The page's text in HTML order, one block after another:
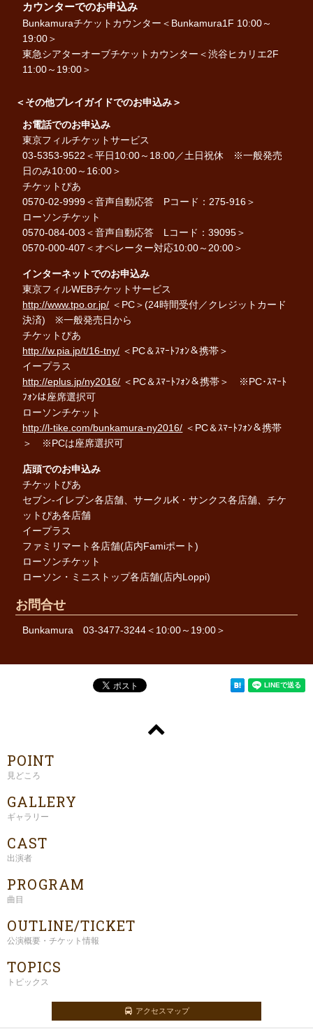
カウンターでのお申込み
Bunkamuraチケットカウンター＜Bunkamura1F 10:00～
19:00＞
東急シアターオーブチケットカウンター＜渋谷ヒカリエ2F
11:00～19:00＞
＜その他プレイガイドでのお申込み＞
お電話でのお申込み
東京フィルチケットサービス
03-5353-9522＜平日10:00～18:00／土日祝休 ※一般発売
日のみ10:00～16:00＞
チケットぴあ
0570-02-9999＜音声自動応答 Pコード：275-916＞
ローソンチケット
0570-084-003＜音声自動応答 Lコード：39095＞
0570-000-407＜オペレーター対応10:00～20:00＞
インターネットでのお申込み
東京フィルWEBチケットサービス
http://www.tpo.or.jp/ ＜PC＞(24時間受付／クレジットカード
決済) ※一般発売日から
チケットぴあ
http://w.pia.jp/t/16-tny/ ＜PC＆ｽﾏｰﾄﾌｫﾝ＆携帯＞
イープラス
http://eplus.jp/ny2016/ ＜PC＆ｽﾏｰﾄﾌｫﾝ＆携帯＞ ※PC･ｽﾏｰﾄ
ﾌｫﾝは座席選択可
ローソンチケット
http://l-tike.com/bunkamura-ny2016/ ＜PC＆ｽﾏｰﾄﾌｫﾝ＆携帯
＞ ※PCは座席選択可
店頭でのお申込み
チケットぴあ
セブン-イレブン各店舗、サークルK・サンクス各店舗、チケ
ットぴあ各店舗
イープラス
ファミリマート各店舗(店内Famiポート)
ローソンチケット
ローソン・ミニストップ各店舗(店内Loppi)
お問合せ
Bunkamura 03-3477-3244＜10:00～19:00＞
POINT
見どころ
GALLERY
ギャラリー
CAST
出演者
PROGRAM
曲目
OUTLINE/TICKET
公演概要・チケット情報
TOPICS
トピックス
アクセスマップ